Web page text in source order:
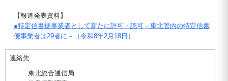
【報道発表資料】
●特定信書便事業者として新たに許可・認可－東北管内の特定信書
便事業者は29者に－（令和8年2月18日）
連絡先
東北総合通信局